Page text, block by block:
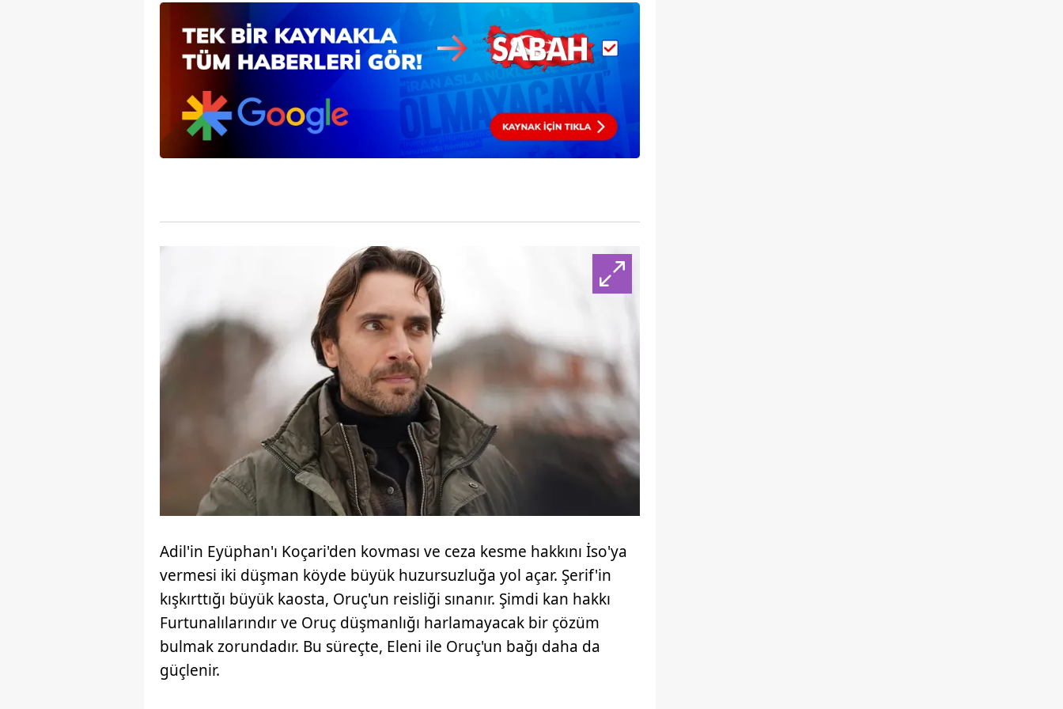
mevzuata uygun olarak kullanılan çerezlerle ilgili bilgi almak için lütfen
Adil'in Eyüphan'ı Koçari'den kovması ve ceza kesme hakkını İso'ya
vermesi iki düşman köyde büyük huzursuzluğa yol açar. Şerif'in
kışkırttığı büyük kaosta, Oruç'un reisliği sınanır. Şimdi kan hakkı
Furtunalılarındır ve Oruç düşmanlığı harlamayacak bir çözüm
bulmak zorundadır. Bu süreçte, Eleni ile Oruç'un bağı daha da
güçlenir.